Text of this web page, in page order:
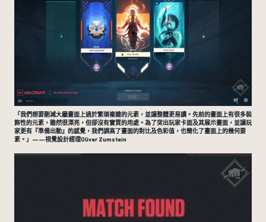
「我們想要刪減大廳畫面上過於繁瑣複雜的元素，並讓整體更易讀。先前的畫面上有很多裝
飾性的元素，雖然很漂亮，但卻沒有實質的用處。為了突出玩家卡面及其展示畫面，並讓玩
家更有『準備出動』的感覺，我們調高了畫面的對比及色彩值，也簡化了畫面上的幾何要
素。」——視覺設計經理Oliver Zumstein